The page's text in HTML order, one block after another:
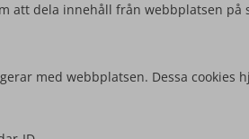
att dela innehåll från webbplatsen
med webbplatsen. Dessa